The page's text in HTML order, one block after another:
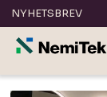
NYHETSBREV